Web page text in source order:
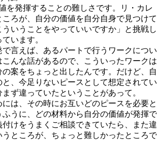
を発揮することの難しさです。リ・カレ
ろが、自分の価値を自分自身で見つけて
いうことをやっていいですか」と挑戦し
います。
言えば、あるパートで行うワークについ
んな話があるので、こういったワークは
案をちょっと出したんです。だけど、自
、今足りないピースとして想定されてい
ず違っていたということがあって。
は、その時にお互いどのピースを必要と
ふうに、どの材料から自分の価値が発揮で
付けをうまくご相談できていたら、また違
うところが、ちょっと難しかったところで